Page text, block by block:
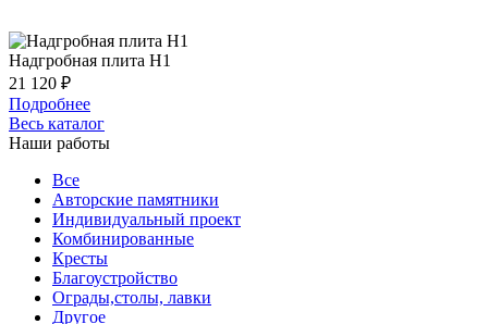
Надгробная плита Н1
21 120 ₽
Подробнее
Весь каталог
Наши работы
Все
Авторские памятники
Индивидуальный проект
Комбинированные
Кресты
Благоустройство
Ограды,столы, лавки
Другое